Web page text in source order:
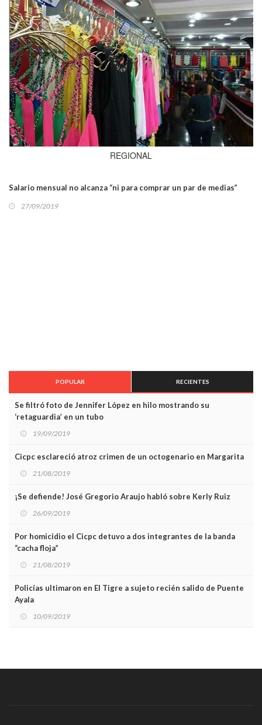
REGIONAL
Salario mensual no alcanza “ni para comprar un par de medias”
27/09/2019
POPULAR RECIENTES
Se filtró foto de Jennifer López en hilo mostrando su
‘retaguardia’ en un tubo
19/09/2019
Cicpc esclareció atroz crimen de un octogenario en Margarita
21/08/2019
¡Se defiende! José Gregorio Araujo habló sobre Kerly Ruiz
26/09/2019
Por homicidio el Cicpc detuvo a dos integrantes de la banda
“cacha floja”
21/08/2019
Policías ultimaron en El Tigre a sujeto recién salido de Puente
Ayala
10/09/2019